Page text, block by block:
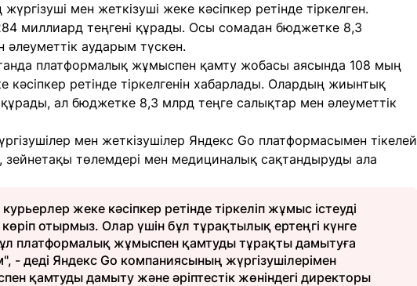
мен жеткізуші жеке кәсіпкер ретінде тіркелген.
миллиард теңгені құрады. Осы сомадан бюджетке 8,3
әлеуметтік аударым түскен.
платформалық жұмыспен қамту жобасы аясында 108 мың
кәсіпкер ретінде тіркелгенін хабарлады. Олардың жиынтық
ал бюджетке 8,3 млрд теңге салықтар мен әлеуметтік
мен жеткізушілер Яндекс Go платформасымен тікелей
зейнетақы төлемдері мен медициналық сақтандыруды ала
жеке кәсіпкер ретінде тіркеліп жұмыс істеуді
отырмыз. Олар үшін бұл тұрақтылық ертеңгі күнге
Бұл платформалық жұмыспен қамтуды тұрақты дамытуға
- деді Яндекс Go компаниясының жүргізушілерімен
қамтуды дамыту және әріптестік жөніндегі директоры